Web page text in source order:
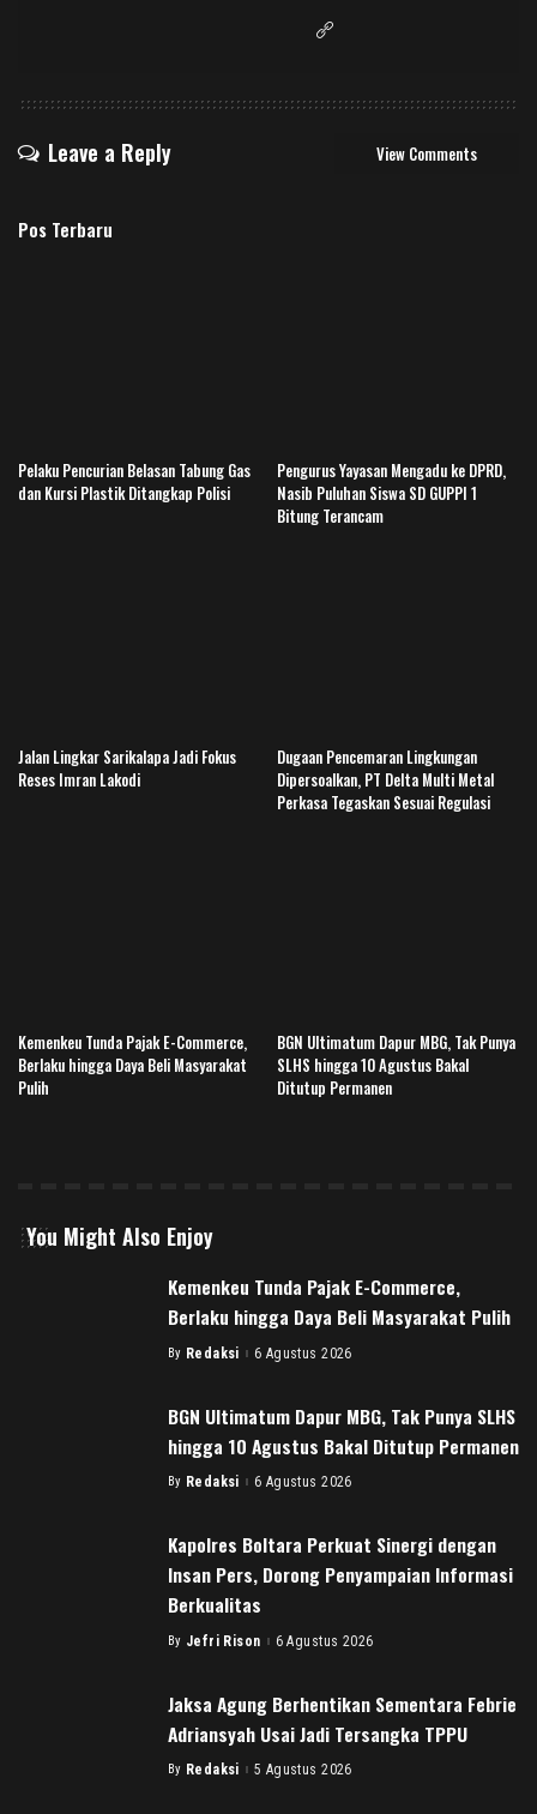
Leave a Reply View Comments
Pos Terbaru
Pelaku Pencurian Belasan Tabung Gas
dan Kursi Plastik Ditangkap Polisi
Pengurus Yayasan Mengadu ke DPRD,
Nasib Puluhan Siswa SD GUPPI 1
Bitung Terancam
Jalan Lingkar Sarikalapa Jadi Fokus
Reses Imran Lakodi
Dugaan Pencemaran Lingkungan
Dipersoalkan, PT Delta Multi Metal
Perkasa Tegaskan Sesuai Regulasi
Kemenkeu Tunda Pajak E-Commerce,
Berlaku hingga Daya Beli Masyarakat
Pulih
BGN Ultimatum Dapur MBG, Tak Punya
SLHS hingga 10 Agustus Bakal
Ditutup Permanen
You Might Also Enjoy
Kemenkeu Tunda Pajak E-Commerce,
Berlaku hingga Daya Beli Masyarakat Pulih
Posted
By Redaksi 6 Agustus 2026
BGN Ultimatum Dapur MBG, Tak Punya SLHS
hingga 10 Agustus Bakal Ditutup Permanen
Posted
By Redaksi 6 Agustus 2026
Kapolres Boltara Perkuat Sinergi dengan
Insan Pers, Dorong Penyampaian Informasi
Berkualitas
Posted
By Jefri Rison 6 Agustus 2026
Jaksa Agung Berhentikan Sementara Febrie
Adriansyah Usai Jadi Tersangka TPPU
Posted
By Redaksi 5 Agustus 2026